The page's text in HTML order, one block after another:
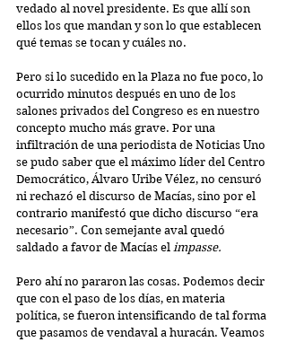
vedado al novel presidente. Es que allí son
ellos los que mandan y son lo que establecen
qué temas se tocan y cuáles no.
Pero si lo sucedido en la Plaza no fue poco, lo
ocurrido minutos después en uno de los
salones privados del Congreso es en nuestro
concepto mucho más grave. Por una
infiltración de una periodista de Noticias Uno
se pudo saber que el máximo líder del Centro
Democrático, Álvaro Uribe Vélez, no censuró
ni rechazó el discurso de Macías, sino por el
contrario manifestó que dicho discurso “era
necesario”. Con semejante aval quedó
saldado a favor de Macías el impasse.
Pero ahí no pararon las cosas. Podemos decir
que con el paso de los días, en materia
política, se fueron intensificando de tal forma
que pasamos de vendaval a huracán. Veamos